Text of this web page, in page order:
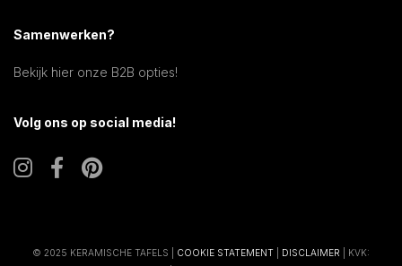
Samenwerken?
Bekijk hier onze B2B opties!
Volg ons op social media!
© 2025 KERAMISCHE TAFELS | COOKIE STATEMENT DISCLAIMER | KVK: